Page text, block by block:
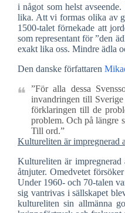
i något som helst
lika. Att vi formas olika av
1500-talet förnekade att
som representant för ”den
exakt lika oss. Mindre ädla
Den danske författaren
”För alla dessa
invandringen till Sverige
förklaringen till de
problem. Och på längre
Till ord.”
Kultureliten är impregnerad
Kultureliten är
åtnjuter. Omedvetet
Under 1960- och 70-talen
sig vantrivas i sällskapet
kultureliten sin allmänna